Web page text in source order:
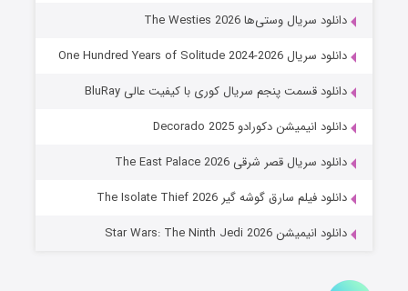
خاندان اژدها فصل ۳
قسمت۶ (زیرنویس) منتشر شد
دانلود سریال وستی‌ها The Westies 2026
دانلود سریال One Hundred Years of Solitude 2024-2026
دانلود قسمت پنجم سریال کوری با کیفیت عالی BluRay
دانلود انیمیشن دکورادو Decorado 2025
دانلود سریال قصر شرقی The East Palace 2026
دانلود فیلم سارق گوشه گیر The Isolate Thief 2026
دانلود انیمیشن Star Wars: The Ninth Jedi 2026